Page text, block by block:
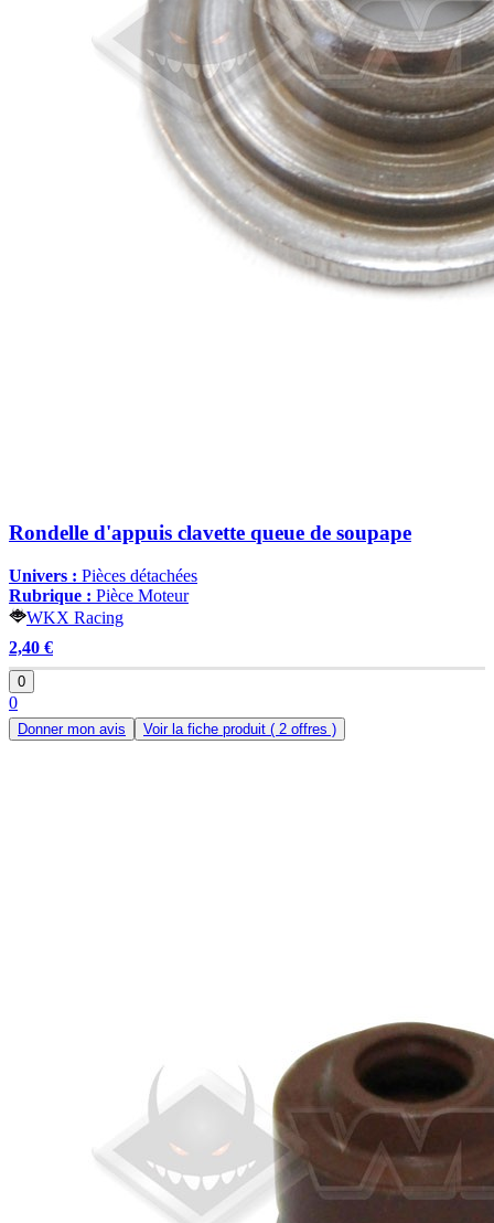
Rondelle d'appuis clavette queue de soupape
Univers : Pièces détachées
Rubrique : Pièce Moteur
WKX Racing
2,40 €
0
0
Donner mon avis Voir la fiche produit ( 2 offres )